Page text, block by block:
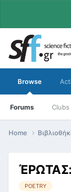
Browse
Forums Clubs
Home
ΈΡΩΤΑΣ:
POETRY